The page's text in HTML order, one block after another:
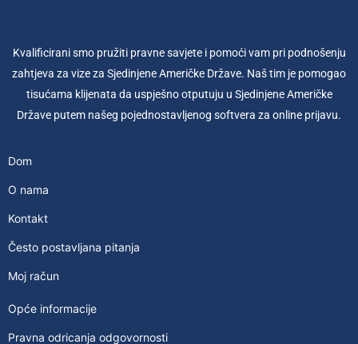
Kvalificirani smo pružiti pravne savjete i pomoći vam pri podnošenju
zahtjeva za vize za Sjedinjene Američke Države. Naš tim je pomogao
tisućama klijenata da uspješno otputuju u Sjedinjene Američke
Države putem našeg pojednostavljenog softvera za online prijavu.
Dom
O nama
Kontakt
Često postavljana pitanja
Moj račun
Opće informacije
Pravna odricanja odgovornosti